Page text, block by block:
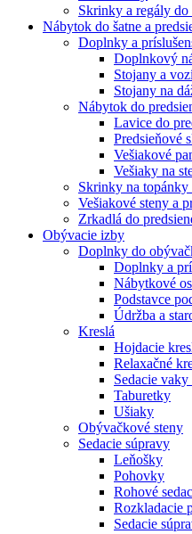
Skrinky a regály do
Nábytok do šatne a
Doplnky a
Doplnkový
Stojany a
Stojany na
Nábytok do
Lavice do
Predsieňové
Vešiakové
Vešiaky na
Skrinky na topánky
Vešiakové steny a
Zrkadlá do
Obývacie izby
Doplnky do
Doplnky a
Nábytkové
Podstavce
Údržba a
Kreslá
Hojdacie
Relaxačné
Sedacie
Taburetky
Ušiaky
Obývačkové steny
Sedacie súpravy
Leňošky
Pohovky
Rohové
Rozkladacie
Sedacie